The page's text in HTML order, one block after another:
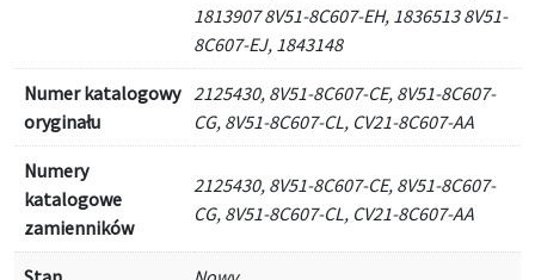
1813907 8V51-8C607-EH, 1836513 8V51-
8C607-EJ, 1843148
Numer katalogowy
oryginału
2125430, 8V51-8C607-CE, 8V51-8C607-
CG, 8V51-8C607-CL, CV21-8C607-AA
Numery
katalogowe
zamienników
2125430, 8V51-8C607-CE, 8V51-8C607-
CG, 8V51-8C607-CL, CV21-8C607-AA